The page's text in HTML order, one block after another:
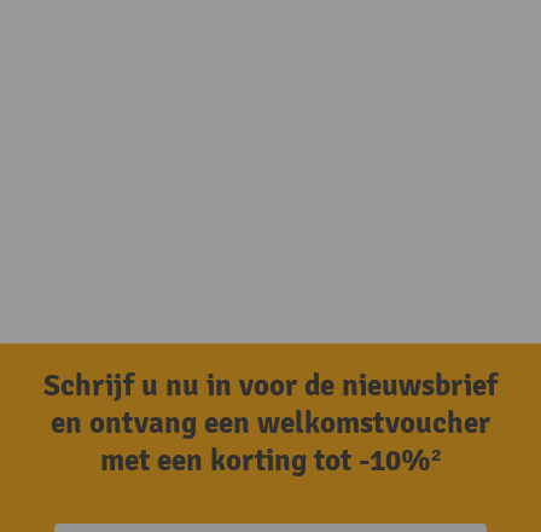
Schrijf u nu in voor de nieuwsbrief
en ontvang een welkomstvoucher
met een korting tot -10%²